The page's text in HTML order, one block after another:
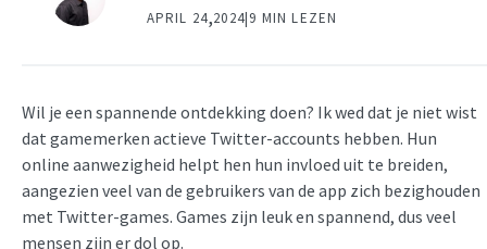
APRIL 24,2024|9 MIN LEZEN
Wil je een spannende ontdekking doen? Ik wed dat je niet wist
dat gamemerken actieve Twitter-accounts hebben. Hun
online aanwezigheid helpt hen hun invloed uit te breiden,
aangezien veel van de gebruikers van de app zich bezighouden
met Twitter-games. Games zijn leuk en spannend, dus veel
mensen zijn er dol op.